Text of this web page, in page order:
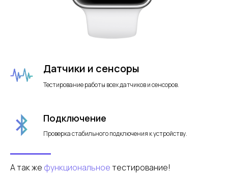
Датчики и сенсоры
Тестирование работы всех датчиков и сенсоров.
Подключение
Проверка стабильного подключения к устройству.
А так же функциональноетестирование!